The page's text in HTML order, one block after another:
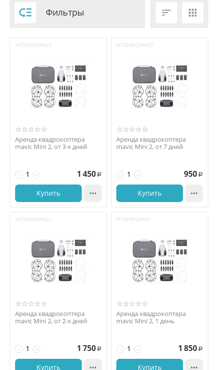
 Фильтры  
MTSERRQMM23
Аренда квадрокоптера
mavic Mini 2, от 3-х дней
+
− 1 450 Р
Купить 
MTSERRQMM27
Аренда квадрокоптера
mavic Mini 2, от 7 дней
+
− 950 Р
Купить 
MTSERRQMM22
Аренда квадрокоптера
mavic Mini 2, от 2-х дней
+
− 1 750 Р
Купить 
MTSERRQMM2
Аренда квадрокоптера
mavic Mini 2, 1 день
+
− 1 850 Р
Купить 